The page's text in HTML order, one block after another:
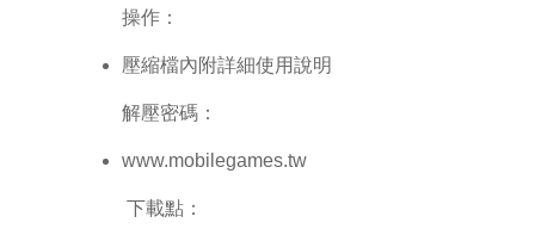
操作：
壓縮檔內附詳細使用說明
解壓密碼：
www.mobilegames.tw
下載點：